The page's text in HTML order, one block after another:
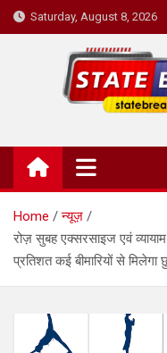
Skip
to
Saturday, August 8, 2026
State Break
Home
न्यूज़
रोज़ सुबह एक्सरसाइज एवं
प्रतिशत कई बीमारियों से मिलेगा